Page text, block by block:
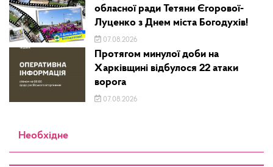
обласної ради Тетяни Єгорової-
Луценко з Днем міста Богодухів!
07.08.2026
Протягом минулої доби на
Харківщині відбулося 22 атаки
ворога
07.08.2026
Необхідне